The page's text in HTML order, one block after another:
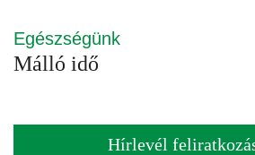
Egészségünk
Málló idő
Hírlevél